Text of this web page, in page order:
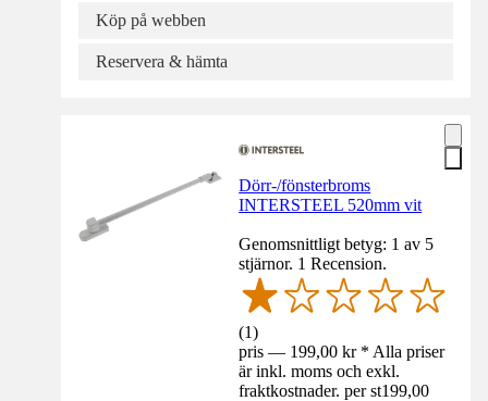
Köp på webben
Reservera & hämta
Dörr-/fönsterbroms
INTERSTEEL 520mm vit
Genomsnittligt betyg: 1 av 5
stjärnor. 1 Recension.
(1)
pris — 199,00 kr * Alla priser
är inkl. moms och exkl.
fraktkostnader. per st199,00